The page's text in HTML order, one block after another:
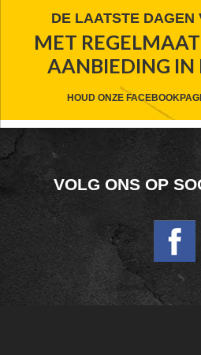
FOOTER
WIDGET
HEADER
DE LAATSTE DAGEN
MET
AANBIEDING IN
HOUD ONZE
FOOTER
WIDGET
HEADER
SOCIAL
VOLG ONS OP